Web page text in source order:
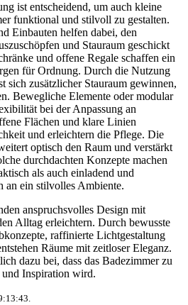
ist entscheidend, um auch kleine
funktional und stilvoll zu gestalten.
Einbauten helfen dabei, den
und Stauraum geschickt
und offene Regale schaffen ein
für Ordnung. Durch die Nutzung
sich zusätzlicher Stauraum gewinnen,
Bewegliche Elemente oder modular
bei der Anpassung an
Flächen und klare Linien
und erleichtern die Pflege. Die
optisch den Raum und verstärkt
durchdachten Konzepte machen
als auch einladend und
an ein stilvolles Ambiente.
anspruchsvolles Design mit
Alltag erleichtern. Durch bewusste
raffinierte Lichtgestaltung
Räume mit zeitloser Eleganz.
dazu bei, dass das Badezimmer zu
Inspiration wird.